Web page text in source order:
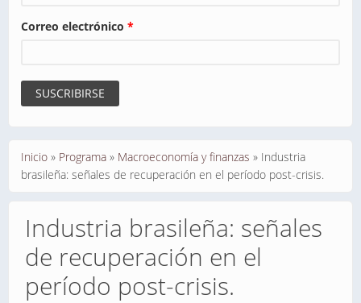
Correo electrónico *
Se encuentra usted aquí
Inicio » Programa » Macroeconomía y finanzas » Industria
brasileña: señales de recuperación en el período post-crisis.
Industria brasileña: señales
de recuperación en el
período post-crisis.